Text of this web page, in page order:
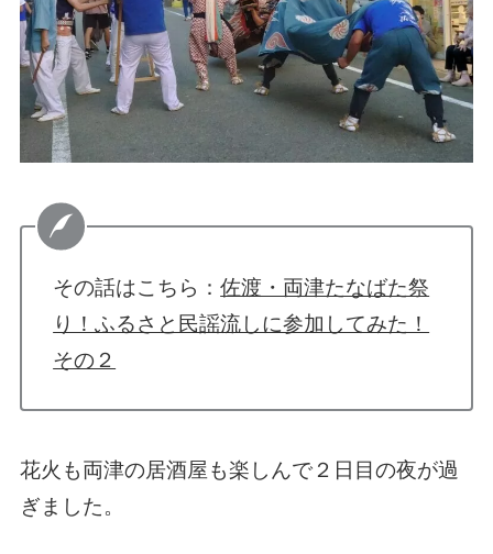
その話はこちら：佐渡・両津たなばた祭
り！ふるさと民謡流しに参加してみた！
その２
花火も両津の居酒屋も楽しんで２日目の夜が過
ぎました。